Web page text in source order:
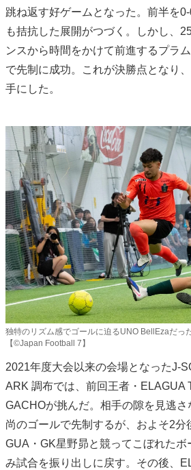
跳ね返す好ゲームとなった。前半を
も拮抗した展開がつづく。しかし、
ンスから時間をかけて前進するプラ
で先制に成功。これが決勝点となり
手にした。
独特のリズム感でゴールに迫るUNO BellEzaだっ
【©️Japan Football 7】
2021年度大会以来の会場となったJ-
ARK 調布では、前回王者・ELAGUA
GACHOが挑んだ。相手の隙を見逃
尚のゴールで先制するが、およそ2分
GUA・GK星野昴と競ってこぼれたボ
み試合を振り出しに戻す。その後、